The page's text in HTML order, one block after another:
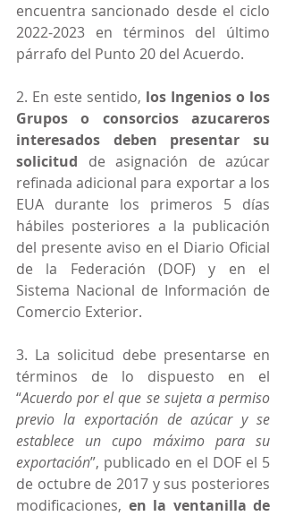
encuentra sancionado desde el ciclo
2022-2023 en términos del último
párrafo del Punto 20 del Acuerdo.
2. En este sentido, los Ingenios o los
Grupos o consorcios azucareros
interesados deben presentar su
solicitud de asignación de azúcar
refinada adicional para exportar a los
EUA durante los primeros 5 días
hábiles posteriores a la publicación
del presente aviso en el Diario Oficial
de la Federación (DOF) y en el
Sistema Nacional de Información de
Comercio Exterior.
3. La solicitud debe presentarse en
términos de lo dispuesto en el
“Acuerdo por el que se sujeta a permiso
previo la exportación de azúcar y se
establece un cupo máximo para su
exportación”, publicado en el DOF el 5
de octubre de 2017 y sus posteriores
modificaciones, en la ventanilla de